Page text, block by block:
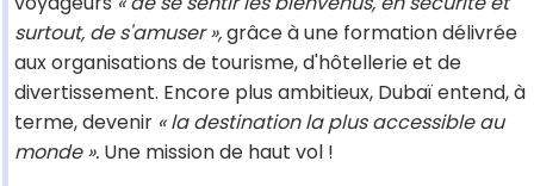
surtout, de s'amuser »,grâce à une formation délivrée
aux organisations de tourisme, d'hôtellerie et de
divertissement. Encore plus ambitieux, Dubaï entend, à
terme, devenir « la destination la plus accessible au
monde ». Une mission de haut vol !